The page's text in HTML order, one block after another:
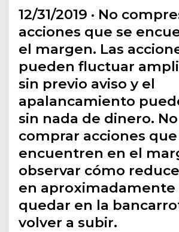
12/31/2019 · No
acciones que se
el margen. Las
pueden fluctuar
sin previo aviso y el
apalancamiento
sin nada de dinero.
comprar acciones que
encuentren en el
observar cómo
en aproximadamente
quedar en la
volver a subir.